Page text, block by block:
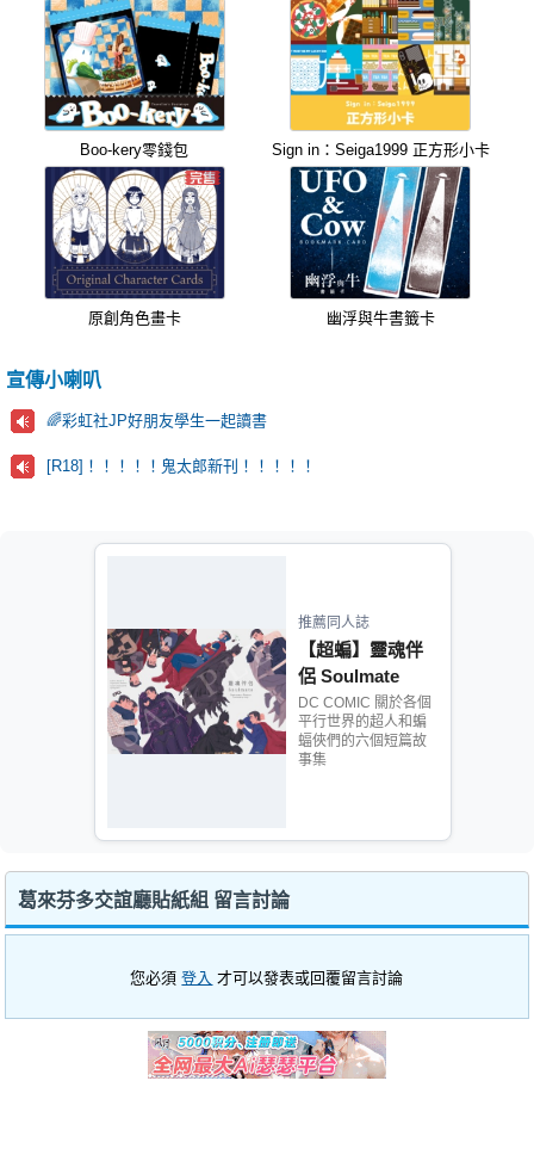
Boo-kery零錢包 Sign in：Seiga1999 正方形小卡
原創角色畫卡 幽浮與牛書籤卡
宣傳小喇叭
🌈彩虹社JP好朋友學生一起讀書
[R18]！！！！！鬼太郎新刊！！！！！
推薦同人誌
【超蝙】靈魂伴
侶 Soulmate
DC COMIC 關於各個
平行世界的超人和蝙
蝠俠們的六個短篇故
事集
葛來芬多交誼廳貼紙組 留言討論
您必須登入 才可以發表或回覆留言討論